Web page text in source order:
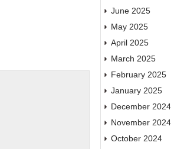
June 2025
May 2025
April 2025
March 2025
February 2025
January 2025
December 2024
November 2024
October 2024